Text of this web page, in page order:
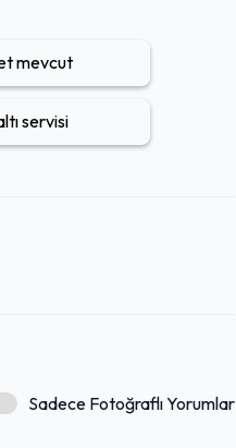
mevcut
servisi
Sadece Fotoğraflı Yorumlar